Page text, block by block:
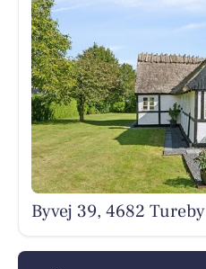
Byvej 39, 4682 Tureby